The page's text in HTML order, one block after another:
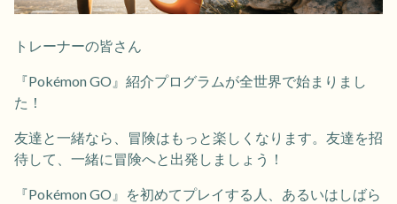
トレーナーの皆さん
『Pokémon GO』紹介プログラムが全世界で始まりまし
た！
友達と一緒なら、冒険はもっと楽しくなります。友達を招
待して、一緒に冒険へと出発しましょう！
『Pokémon GO』を初めてプレイする人、あるいはしばら